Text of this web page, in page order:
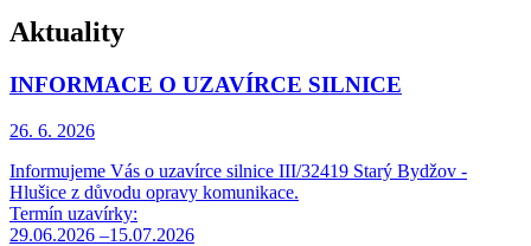
Aktuality
INFORMACE O UZAVÍRCE SILNICE
26. 6. 2026
Informujeme Vás o uzavírce silnice III/32419 Starý Bydžov -
Hlušice z důvodu opravy komunikace.
Termín uzavírky:
29.06.2026 –15.07.2026